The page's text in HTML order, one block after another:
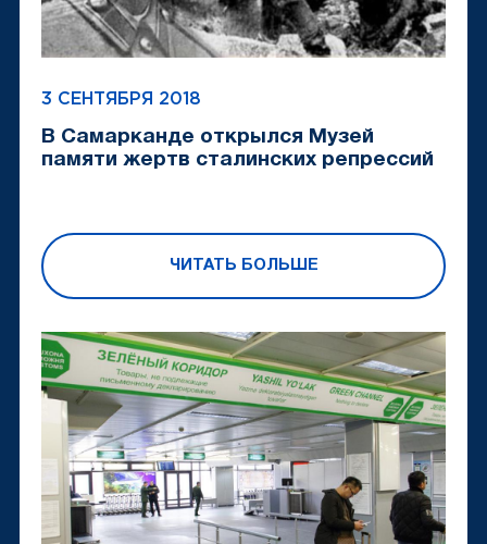
3 СЕНТЯБРЯ 2018
В Самарканде открылся Музей
памяти жертв сталинских репрессий
ЧИТАТЬ БОЛЬШЕ